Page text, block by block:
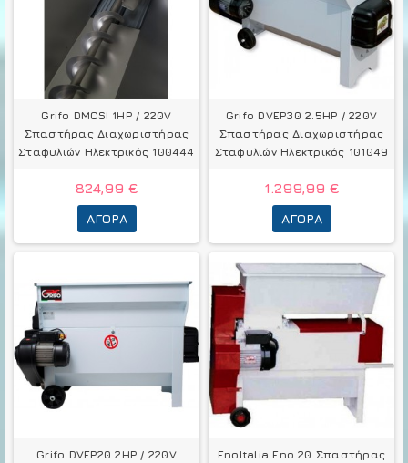
Grifo DMCSI 1HP / 220V
Σπαστήρας Διαχωριστήρας
Σταφυλιών Ηλεκτρικός 100444
824,99 €
ΑΓΟΡΆ
Grifo DVEP30 2.5HP / 220V
Σπαστήρας Διαχωριστήρας
Σταφυλιών Ηλεκτρικός 101049
1.299,99 €
ΑΓΟΡΆ
Grifo DVEP20 2HP / 220V
EnoItalia Eno 20 Σπαστήρας